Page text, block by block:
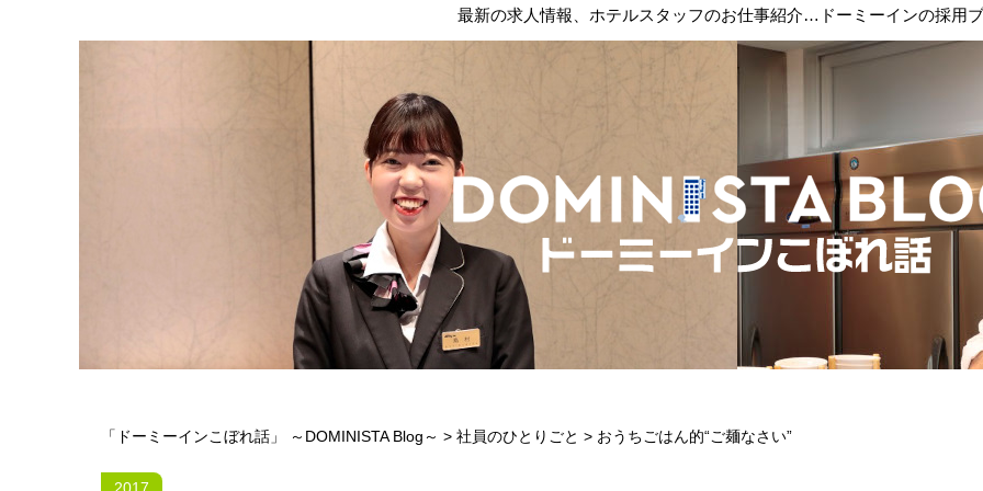
最新の求人情報、ホテルスタッフのお仕事紹介…ドーミーインの採用
「ドーミーインこぼれ話」 ～DOMINISTA Blog～ > 社員のひとりごと > おうちごはん的“ご麺なさい”